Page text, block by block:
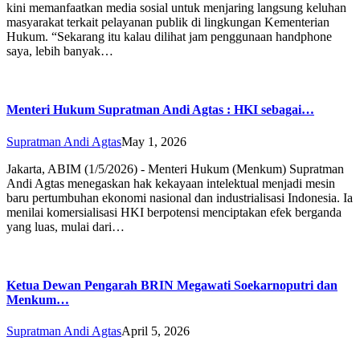
kini memanfaatkan media sosial untuk menjaring langsung keluhan
masyarakat terkait pelayanan publik di lingkungan Kementerian
Hukum. “Sekarang itu kalau dilihat jam penggunaan handphone
saya, lebih banyak…
Menteri Hukum Supratman Andi Agtas : HKI sebagai…
Supratman Andi AgtasMay 1, 2026
Jakarta, ABIM (1/5/2026) - Menteri Hukum (Menkum) Supratman
Andi Agtas menegaskan hak kekayaan intelektual menjadi mesin
baru pertumbuhan ekonomi nasional dan industrialisasi Indonesia. Ia
menilai komersialisasi HKI berpotensi menciptakan efek berganda
yang luas, mulai dari…
Ketua Dewan Pengarah BRIN Megawati Soekarnoputri dan
Menkum…
Supratman Andi AgtasApril 5, 2026